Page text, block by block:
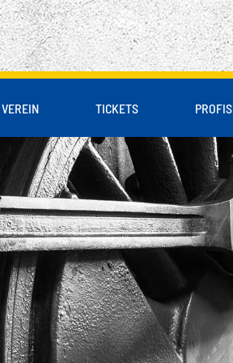
VEREIN
UNSER LEITBILD
TICKETS PROFIS
PARTNER